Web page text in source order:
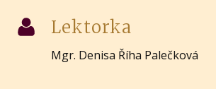
Lektorka
Mgr. Denisa Říha Palečková